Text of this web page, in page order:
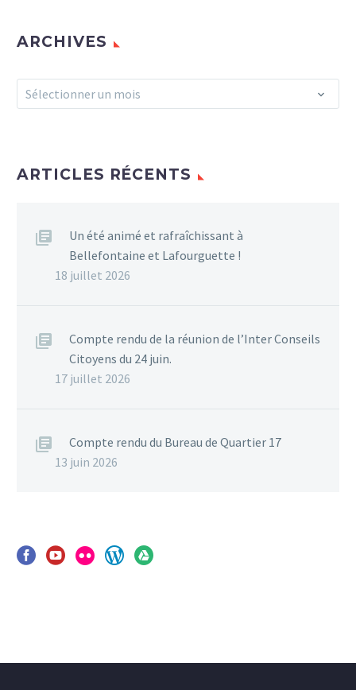
ARCHIVES
Archives
Sélectionner un mois
ARTICLES RÉCENTS
Un été animé et rafraîchissant à
Bellefontaine et Lafourguette !
18 juillet 2026
Compte rendu de la réunion de l’Inter Conseils
Citoyens du 24 juin.
17 juillet 2026
Compte rendu du Bureau de Quartier 17
13 juin 2026